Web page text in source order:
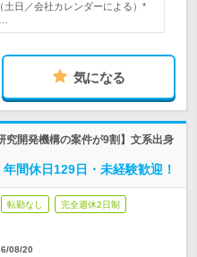
土日／会社カレンダーによる）*
気になる
究開発機構の案件が9割】文系出身
間休日129日・未経験歓迎！
転勤なし 完全週休2日制
08/20